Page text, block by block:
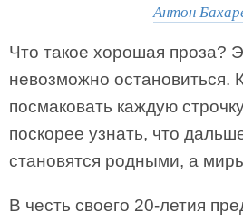
Антон
Что такое хорошая проза?
невозможно остановиться.
посмаковать каждую
поскорее узнать, что
становятся родными, а
В честь своего 20-летия